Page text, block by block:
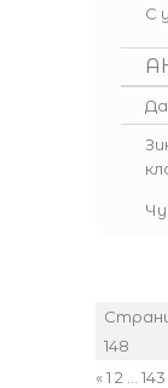
С
148
«1 2 143